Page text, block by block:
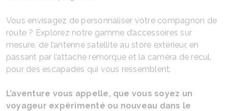
Vous envisagez de personnaliser votre compagnon de
route ? Explorez notre gamme d’accessoires sur
mesure, de l’antenne satellite au store extérieur, en
passant par l’attache remorque et la caméra de recul,
pour des escapades qui vous ressemblent.
L’aventure vous appelle, que vous soyez un
voyageur expérimenté ou nouveau dans le